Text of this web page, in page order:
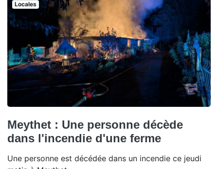
Locales
Meythet : Une personne décède
dans l'incendie d'une ferme
Une personne est décédée dans un incendie ce jeudi